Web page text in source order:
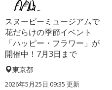
スヌーピーミュージアムで
花だらけの季節イベント
「ハッピー・フラワー」が
開催中！7月3日まで
東京都
2026年5月25日 09:35 更新